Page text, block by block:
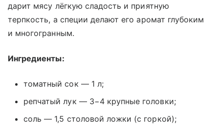
дарит мясу лёгкую сладость и приятную
терпкость, а специи делают его аромат глубоким
и многогранным.
Ингредиенты:
томатный сок — 1 л;
репчатый лук — 3−4 крупные головки;
соль — 1,5 столовой ложки (с горкой);